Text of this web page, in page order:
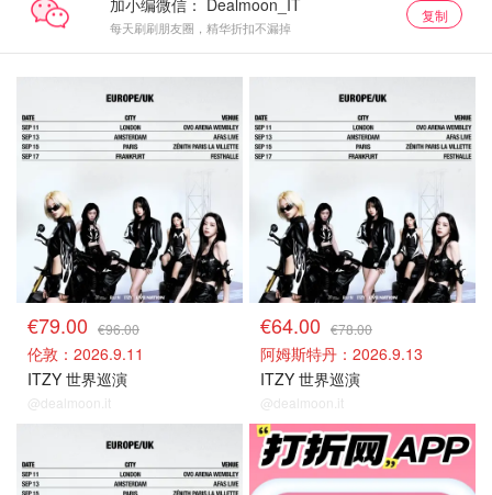
每天刷刷朋友圈，精华折扣不漏掉
复制
€79.00 €96.00
伦敦：2026.9.11
ITZY 世界巡演
@dealmoon.it
€64.00 €78.00
阿姆斯特丹：2026.9.13
ITZY 世界巡演
@dealmoon.it
关注我们~